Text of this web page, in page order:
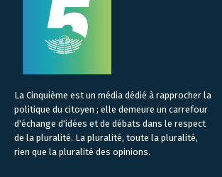
La Cinquième est un média dédié à rapprocher la
politique du citoyen ; elle demeure un carrefour
d'échange d'idées et de débats dans le respect
de la pluralité. La pluralité, toute la pluralité,
rien que la pluralité des opinions.